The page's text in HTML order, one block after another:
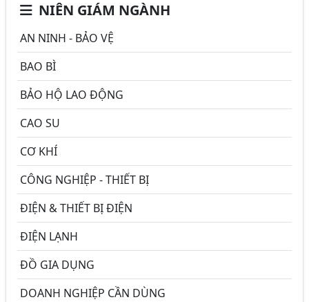
NIÊN GIÁM NGÀNH
AN NINH - BẢO VỆ
BAO BÌ
BẢO HỘ LAO ĐỘNG
CAO SU
CƠ KHÍ
CÔNG NGHIỆP - THIẾT BỊ
ĐIỆN & THIẾT BỊ ĐIỆN
ĐIỆN LẠNH
ĐỒ GIA DỤNG
DOANH NGHIỆP CẦN DÙNG